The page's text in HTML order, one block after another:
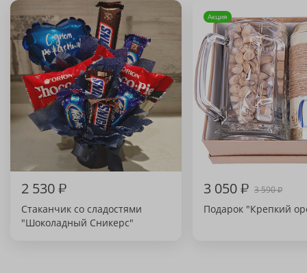
2 530₽
Стаканчик со сладостями
"Шоколадный Сникерс"
Акция
3 050₽ 3 590₽
Подарок "Крепкий